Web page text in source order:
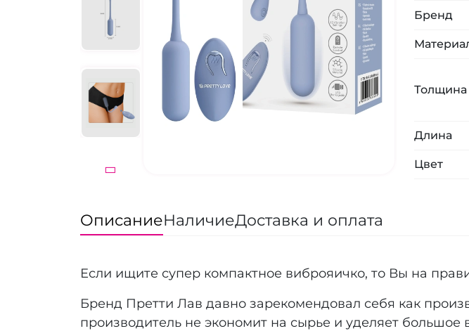
Бренд
Толщина
Длина
Цвет
ОписаниеНаличиеДоставка и оплата
Если ищите супер компактное виброяичко, то Вы на
Бренд Претти Лав давно зарекомендовал себя как
производитель не экономит на сырье и уделяет